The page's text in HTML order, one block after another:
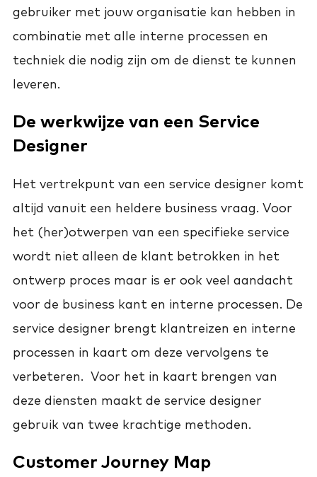
gebruiker met jouw organisatie kan hebben in
combinatie met alle interne processen en
techniek die nodig zijn om de dienst te kunnen
leveren.
De werkwijze van een Service
Designer
Het vertrekpunt van een service designer komt
altijd vanuit een heldere business vraag. Voor
het (her)otwerpen van een specifieke service
wordt niet alleen de klant betrokken in het
ontwerp proces maar is er ook veel aandacht
voor de business kant en interne processen. De
service designer brengt klantreizen en interne
processen in kaart om deze vervolgens te
verbeteren. Voor het in kaart brengen van
deze diensten maakt de service designer
gebruik van twee krachtige methoden.
Customer Journey Map